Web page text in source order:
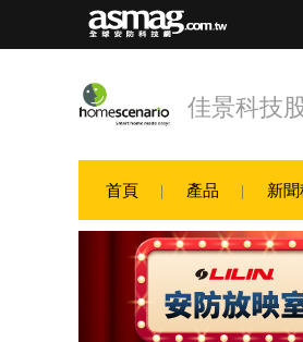
佳景科技
首頁 產品 新